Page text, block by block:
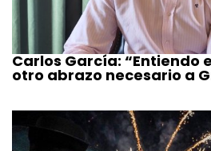
Carlos García: “Entiendo
otro abrazo necesario a